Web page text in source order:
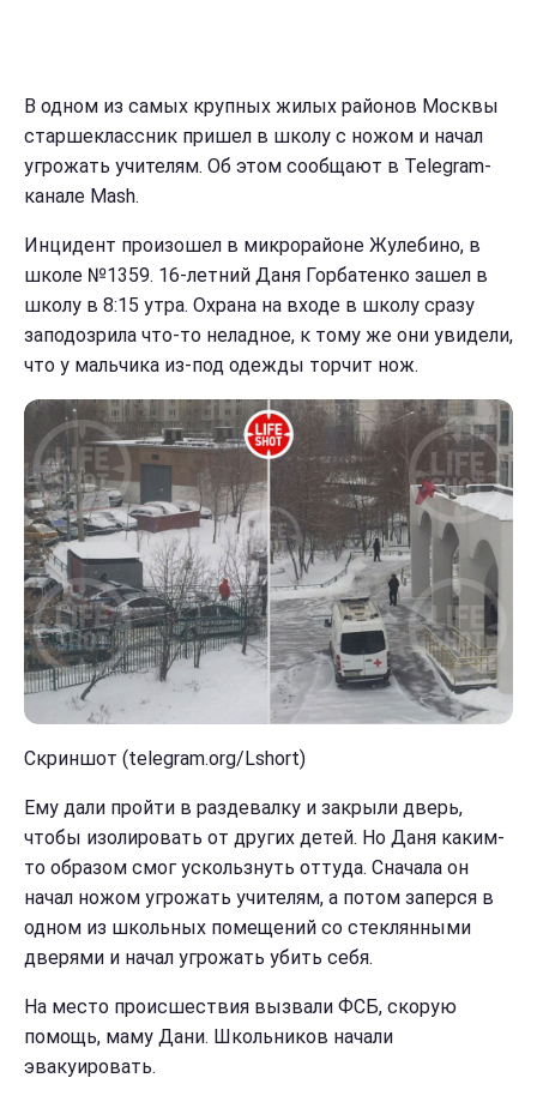
В одном из самых крупных жилых районов Москвы
старшеклассник пришел в школу с ножом и начал
угрожать учителям. Об этом сообщают в Telegram-
канале Mash.
Инцидент произошел в микрорайоне Жулебино, в
школе №1359. 16-летний Даня Горбатенко зашел в
школу в 8:15 утра. Охрана на входе в школу сразу
заподозрила что-то неладное, к тому же они увидели,
что у мальчика из-под одежды торчит нож.
Скриншот (telegram.org/Lshort)
Ему дали пройти в раздевалку и закрыли дверь,
чтобы изолировать от других детей. Но Даня каким-
то образом смог ускользнуть оттуда. Сначала он
начал ножом угрожать учителям, а потом заперся в
одном из школьных помещений со стеклянными
дверями и начал угрожать убить себя.
На место происшествия вызвали ФСБ, скорую
помощь, маму Дани. Школьников начали
эвакуировать.